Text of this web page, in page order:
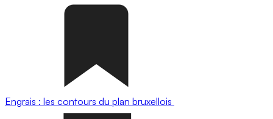
Engrais : les contours du plan bruxellois